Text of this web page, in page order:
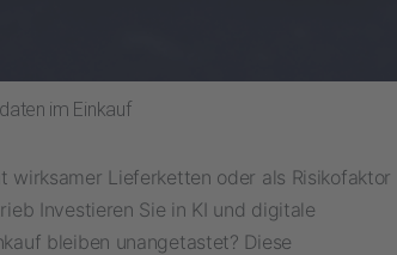
im Einkauf
wirksamer Lieferketten oder als Risikofaktor
Investieren Sie in KI und digitale
bleiben unangetastet? Diese